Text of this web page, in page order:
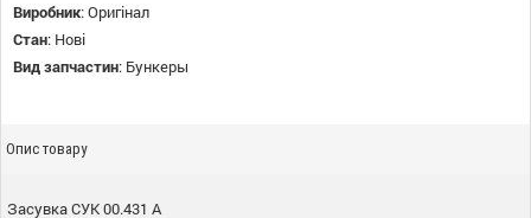
Виробник:Оригінал
Стан: Нові
Вид запчастин: Бункеры
Опис товару
Засувка СУК 00.431 А